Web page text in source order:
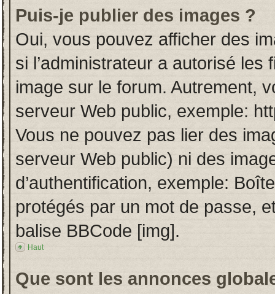
Puis-je publier des images ?
Oui, vous pouvez afficher des
si l’administrateur a autorisé
image sur le forum. Autrement,
serveur Web public, exemple:
Vous ne pouvez pas lier des
serveur Web public) ni des
d’authentification, exemple:
protégés par un mot de passe,
balise BBCode [img].
Haut
Que sont les annonces